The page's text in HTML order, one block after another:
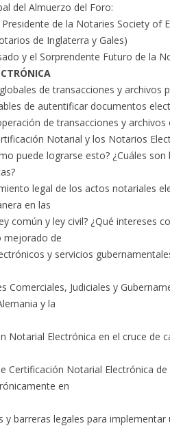
del Almuerzo del Foro:
de la Notaries Society of
de Inglaterra y Gales)
y el Sorprendente Futuro de la
de transacciones y archivos
de autentificar documentos
de transacciones y
Notarial y los Notarios
puede lograrse esto? ¿Cuáles
legal de los actos notariales
en las
común y ley civil? ¿Qué intereses
mejorado de
y servicios
Comerciales, Judiciales y
y la
Notarial Electrónica en el cruce de
Certificación Notarial Electrónica
en
y barreras legales para